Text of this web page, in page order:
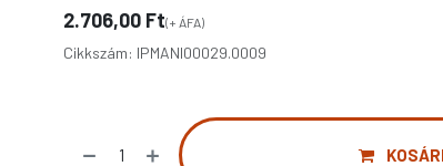
2.706,00 Ft(+ ÁFA)
Cikkszám: IPMANI00029.0009